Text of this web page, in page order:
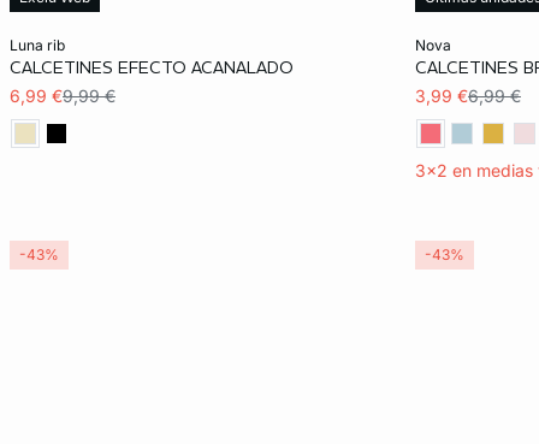
luna rib
CALCETINES EFECTO ACANALADO
6,99 €9,99 €
nova
CALCETINES
3,99 €6,99 €
3x2 en medias
-43% -43%